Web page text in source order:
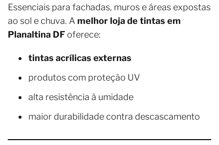
Essenciais para fachadas, muros e áreas expostas
ao sol e chuva. A melhor loja de tintas em
Planaltina DF oferece:
tintas acrílicas externas
produtos com proteção UV
alta resistência à umidade
maior durabilidade contra descascamento